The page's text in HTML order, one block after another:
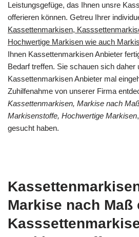
Leistungsgefüge, das Ihnen unsre
offerieren können. Getreu Ihrer
Kassettenmarkisen,
Hochwertige Markisen wie auch
Ihnen Kassettenmarkisen Anbieter
Bedarf treffen. Sie schauen sich daher
Kassettenmarkisen Anbieter mal
Zuhilfenahme von unserer Firma
Kassettenmarkisen, Markise nach
Markisenstoffe, Hochwertige Markisen
gesucht haben.
Markise nach Maß